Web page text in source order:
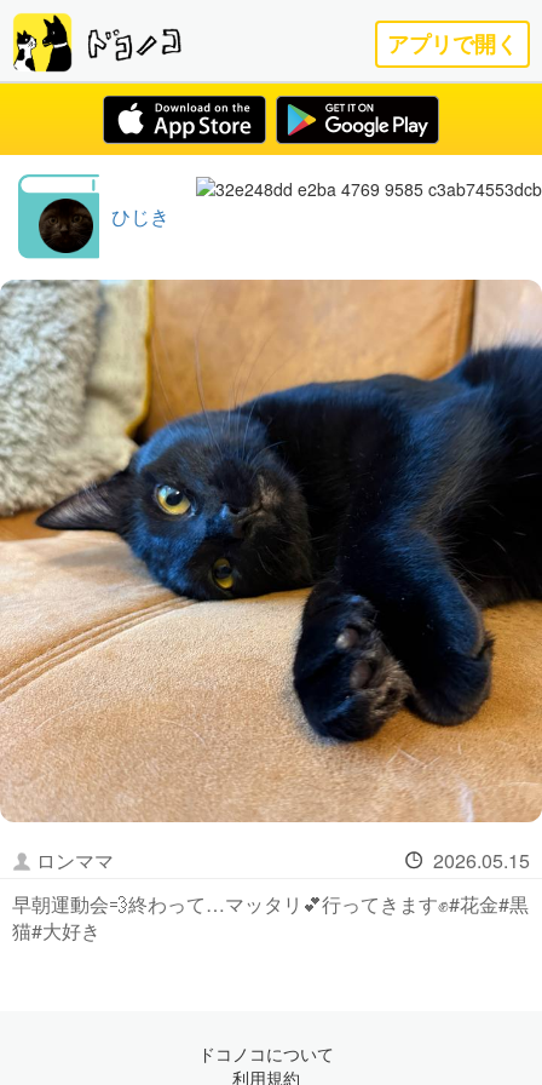
アプリで開く
ひじき
ロンママ
2026.05.15
早朝運動会💨終わって…マッタリ💕行ってきます✊#花金#黒
猫#大好き
ドコノコについて
利用規約